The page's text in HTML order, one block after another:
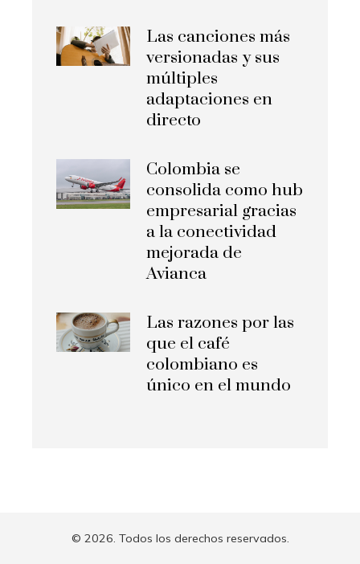
Las canciones más
versionadas y sus
múltiples
adaptaciones en
directo
Colombia se
consolida como hub
empresarial gracias
a la conectividad
mejorada de
Avianca
Las razones por las
que el café
colombiano es
único en el mundo
© 2026. Todos los derechos reservados.